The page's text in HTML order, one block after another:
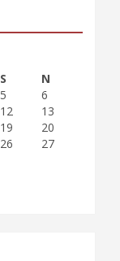
S
N
5
6
12
13
19
20
26
27